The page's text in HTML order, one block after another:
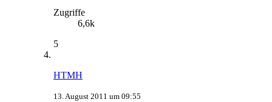
Zugriffe
6,6k
5
HTMH
13. August 2011 um 09:55